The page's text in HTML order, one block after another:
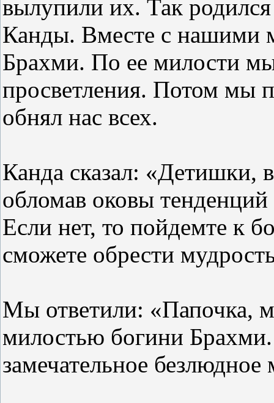
вылупили их. Так
Канды. Вместе с нашими
Брахми. По ее милости
просветления. Потом мы
обнял нас всех.
Канда сказал: «Детишки,
обломав оковы
Если нет, то пойдемте к
сможете обрести
Мы ответили: «Папочка,
милостью богини
замечательное